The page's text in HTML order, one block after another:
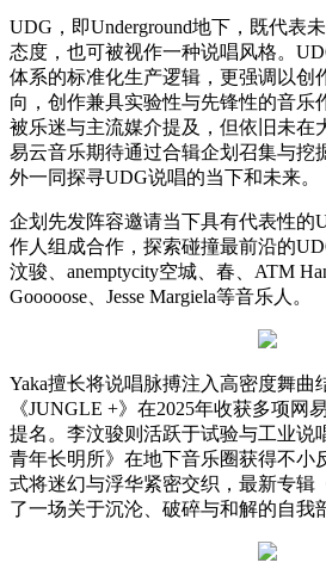
UDG，即Underground地下，既代表
态度，也可被视作一种说唱风格。
体系的标准化生产逻辑，更强调以创
向，创作兼具实验性与先锋性的音乐
被乐迷与主流媒介提及，但依旧未在
易云音乐期待通过合辑企划召集与挖
外一同探寻UDG说唱的当下和未来。
企划先发阵容邀请当下具有代表性的
作人组成合作，探索碰撞最前沿的
汶骏、anemptycity空城、春、ATM
Gooooose、Jesse Margiela等音乐人。
Yaka擅长将说唱脉搏注入高密度舞曲
《JUNGLE +》在2025年收获多项网
提名。李汶骏则活跃于试验与工业说
青年长明所》在地下音乐圈获得不小
式将迷幻与浮华紧密交织，最新专辑
了一场关于沉沦、破碎与和解的自我